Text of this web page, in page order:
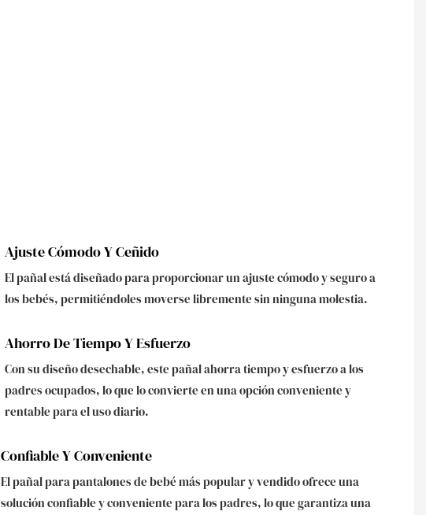
Ajuste Cómodo Y Ceñido
El pañal está diseñado para proporcionar un ajuste cómodo y seguro a
los bebés, permitiéndoles moverse libremente sin ninguna molestia.
Ahorro De Tiempo Y Esfuerzo
Con su diseño desechable, este pañal ahorra tiempo y esfuerzo a los
padres ocupados, lo que lo convierte en una opción conveniente y
rentable para el uso diario.
Confiable Y Conveniente
El pañal para pantalones de bebé más popular y vendido ofrece una
solución confiable y conveniente para los padres, lo que garantiza una